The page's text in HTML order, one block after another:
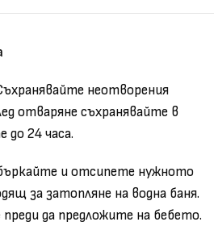
неотворения
отваряне съхранявайте в
до 24 часа.
и отсипете нужното
за затопляне на водна баня.​
да предложите на бебето.